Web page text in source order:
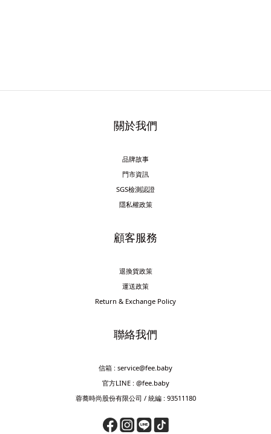
關於我們
品牌故事
門市資訊
SGS檢測認證
隱私權政策
顧客服務
退換貨政策
運送政策
Return & Exchange Policy
聯絡我們
信箱 : service@fee.baby
官方LINE : @fee.baby
蓉蕎時尚股份有限公司 / 統編 : 93511180